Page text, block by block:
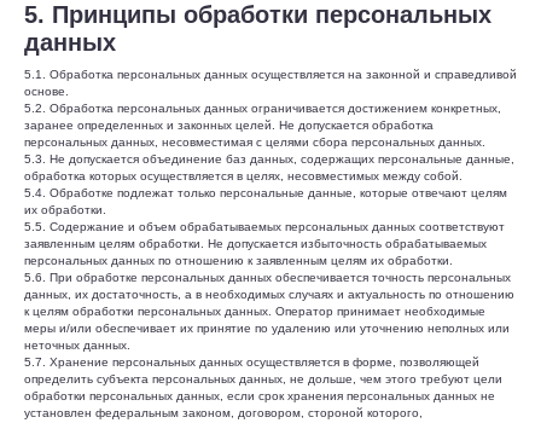
5. Принципы обработки персональных
данных
5.1. Обработка персональных данных осуществляется на законной и справедливой
основе.
5.2. Обработка персональных данных ограничивается достижением конкретных,
заранее определенных и законных целей. Не допускается обработка
персональных данных, несовместимая с целями сбора персональных данных.
5.3. Не допускается объединение баз данных, содержащих персональные данные,
обработка которых осуществляется в целях, несовместимых между собой.
5.4. Обработке подлежат только персональные данные, которые отвечают целям
их обработки.
5.5. Содержание и объем обрабатываемых персональных данных соответствуют
заявленным целям обработки. Не допускается избыточность обрабатываемых
персональных данных по отношению к заявленным целям их обработки.
5.6. При обработке персональных данных обеспечивается точность персональных
данных, их достаточность, а в необходимых случаях и актуальность по отношению
к целям обработки персональных данных. Оператор принимает необходимые
меры и/или обеспечивает их принятие по удалению или уточнению неполных или
неточных данных.
5.7. Хранение персональных данных осуществляется в форме, позволяющей
определить субъекта персональных данных, не дольше, чем этого требуют цели
обработки персональных данных, если срок хранения персональных данных не
установлен федеральным законом, договором, стороной которого,